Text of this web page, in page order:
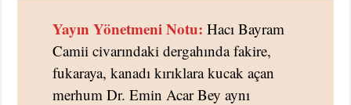
Yayın Yönetmeni Notu: Hacı Bayram
Camii civarındaki dergahında fakire,
fukaraya, kanadı kırıklara kucak açan
merhum Dr. Emin Acar Bey aynı